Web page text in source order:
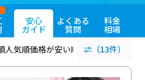
安心
ガイド
よくある
質問
料金
相場
人気順価格が安い順 評価が高い順
（13件）